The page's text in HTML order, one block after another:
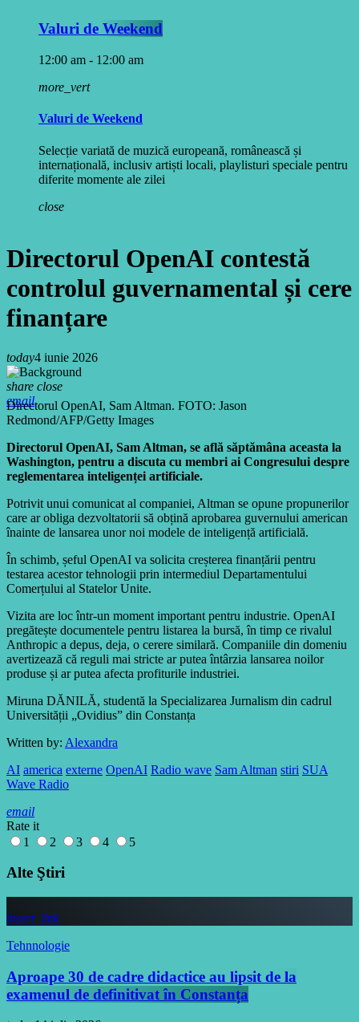
Valuri de Weekend
12:00 am - 12:00 am
more_vert
Valuri de Weekend
Selecție variată de muzică europeană, românească și
internațională, inclusiv artiști locali, playlisturi speciale pentru
diferite momente ale zilei
close
Directorul OpenAI contestă
controlul guvernamental și cere
finanțare
today4 iunie 2026
share close
email
Directorul OpenAI, Sam Altman. FOTO: Jason
Redmond/AFP/Getty Images
Directorul OpenAI, Sam Altman, se află săptămâna aceasta la
Washington, pentru a discuta cu membri ai Congresului despre
reglementarea inteligenței artificiale.
Potrivit unui comunicat al companiei, Altman se opune propunerilor
care ar obliga dezvoltatorii să obțină aprobarea guvernului american
înainte de lansarea unor noi modele de inteligență artificială.
În schimb, șeful OpenAI va solicita creșterea finanțării pentru
testarea acestor tehnologii prin intermediul Departamentului
Comerțului al Statelor Unite.
Vizita are loc într-un moment important pentru industrie. OpenAI
pregătește documentele pentru listarea la bursă, în timp ce rivalul
Anthropic a depus, deja, o cerere similară. Companiile din domeniu
avertizează că reguli mai stricte ar putea întârzia lansarea noilor
produse și ar putea afecta profiturile industriei.
Miruna DĂNILĂ, studentă la Specializarea Jurnalism din cadrul
Universității „Ovidius” din Constanța
Written by: Alexandra
AI america externe OpenAI Radio wave Sam Altman stiri SUA
Wave Radio
email
Rate it
1
2 3 4 5
Alte Ştiri
insert_link
Tehnnologie
Aproape 30 de cadre didactice au lipsit de la
examenul de definitivat în Constanța